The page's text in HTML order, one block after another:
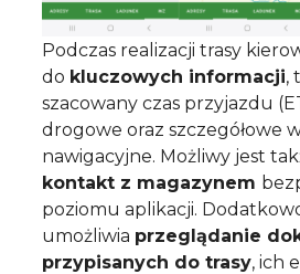
Podczas realizacji trasy
do kluczowych informacji,
szacowany czas przyjazdu
drogowe oraz szczegółowe
nawigacyjne. Możliwy jest
kontakt z magazynem
poziomu aplikacji.
umożliwia przeglądanie
przypisanych do trasy, ich